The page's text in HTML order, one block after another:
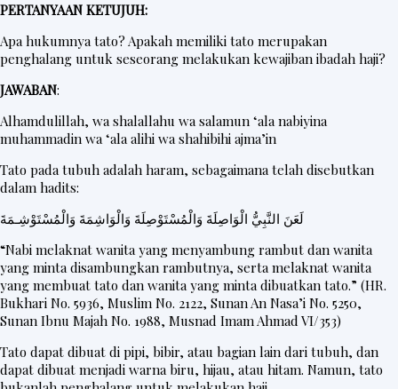
PERTANYAAN KETUJUH:
Apa hukumnya tato? Apakah memiliki tato merupakan
penghalang untuk seseorang melakukan kewajiban ibadah haji?
JAWABAN:
Alhamdulillah, wa shalallahu wa salamun ‘ala nabiyina
muhammadin wa ‘ala alihi wa shahibihi ajma’in
Tato pada tubuh adalah haram, sebagaimana telah disebutkan
dalam hadits:
لَعَنَ النَّبِيُّ الْوَاصِلَةَ وَالْمُسْتَوْصِلَةَ وَالْوَاشِمَةَ وَالْمُسْتَوْشِـمَةَ
“Nabi melaknat wanita yang menyambung rambut dan wanita
yang minta disambungkan rambutnya, serta melaknat wanita
yang membuat tato dan wanita yang minta dibuatkan tato.” (HR.
Bukhari No. 5936, Muslim No. 2122, Sunan An Nasa’i No. 5250,
Sunan Ibnu Majah No. 1988, Musnad Imam Ahmad VI/353)
Tato dapat dibuat di pipi, bibir, atau bagian lain dari tubuh, dan
dapat dibuat menjadi warna biru, hijau, atau hitam. Namun, tato